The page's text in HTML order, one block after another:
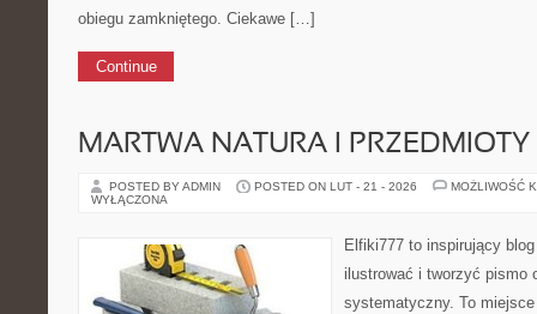
obiegu zamkniętego. Ciekawe […]
Continue
MARTWA NATURA I PRZEDMIOTY
POSTED BY ADMIN POSTED ON LUT - 21 - 2026
MOŻLIWOŚĆ
WYŁĄCZONA
Elfiki777 to inspirujący
ilustrować i tworzyć pismo
systematyczny. To